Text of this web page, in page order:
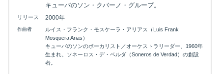
キューバのソン・クバーノ・グループ。
リリース 2000年
作曲者
ルイス・フランク・モスケーラ・アリアス（Luis Frank
Mosquera Arias）
キューバのソンのボーカリスト／オーケストラリーダー、1960年
生まれ。ソネーロス・デ・ベルダ（Soneros de Verdad）の創設
者。